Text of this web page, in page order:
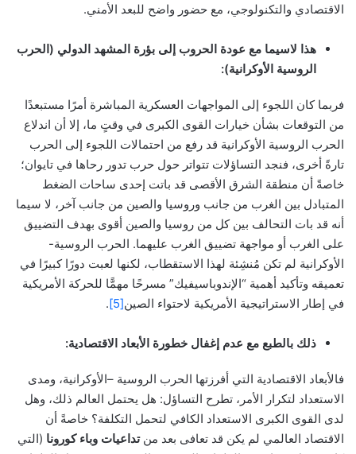
الاقتصادي والتكنولوجي، مع حضور واضح للبعد الأمني.
هذا لاسيما مع عودة الحروب إلى بؤرة المشهد الدولي (الحرب
الروسية الأوكر انية):
فربما كان اللجوء إلى المواجهات العسكرية المباشرة أمرًا مستبعدًا
من التوقعات بشأن خيارات القوى الكبرى في وقتٍ ما، إلا أن اندلاع
الحرب الروسية الأوكرانية قد رفع من احتمالات اللجوء إلى الحرب
تارةً أخرى، فنجد التساؤلات تتواتر حول حرب تدور رحاها في تايوان؛
خاصةً أن منطقة الشرق الأقصى قد باتت إحدى ساحات الضغط
المتبادل بين الغرب من جانب وروسيا والصين من جانب آخر، لا سيما
أنه قد بات التحالف بين كل من روسيا والصين أقوى بهدف التضييق
على الغرب أو مواجهة تضييق الغرب عليهما. الحرب الروسية-
الأوكرانية لم تكن مُنشِئة لهذا الاستقطاب، لكنها لعبت دورًا كبيرًا في
تعميقه وتأكيد أهمية “الإندوباسيفيك” مسرحًا مهمًّا للحركة الأمريكية
في إطار الاستراتيجية الأمريكية لاحتواء الصين[5]
.
ذلك بالطبع مع عدم إغفال خطورة الأبعاد الاقتصادية:
فالأبعاد الاقتصادية التي أفرزتها الحرب الروسية –الأوكرانية، ومدى
الاستعداد لتكرار الأمر، تطرح التساؤل: هل يحتمل العالم ذلك، وهل
لدى القوى الكبرى الاستعداد الكافي لتحمل التكلفة؟ خاصةً أن
الاقتصاد العالمي لم يكن قد تعافى بعد من تداعيات وباء كورونا (التي